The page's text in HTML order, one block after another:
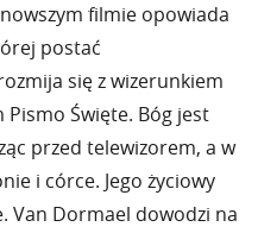
filmie opowiada
postać
się z wizerunkiem
Święte. Bóg jest
przed telewizorem, a w
i córce. Jego życiowy
Van Dormael dowodzi na